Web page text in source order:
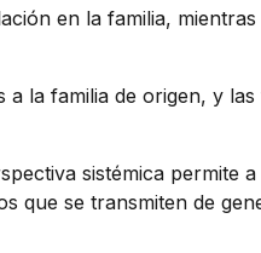
en la familia,
la familia de origen, y
sistémica permite
que se transmiten de